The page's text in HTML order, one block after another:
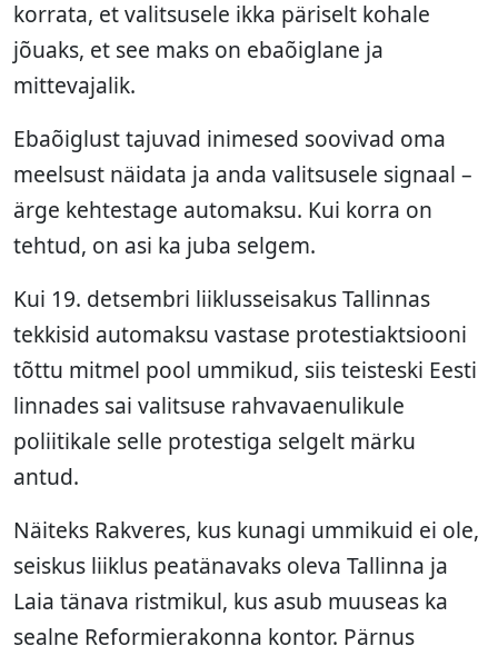
korrata, et valitsusele ikka päriselt kohale
jõuaks, et see maks on ebaõiglane ja
mittevajalik.
Ebaõiglust tajuvad inimesed soovivad oma
meelsust näidata ja anda valitsusele signaal –
ärge kehtestage automaksu. Kui korra on
tehtud, on asi ka juba selgem.
Kui 19. detsembri liiklusseisakus Tallinnas
tekkisid automaksu vastase protestiaktsiooni
tõttu mitmel pool ummikud, siis teisteski Eesti
linnades sai valitsuse rahvavaenulikule
poliitikale selle protestiga selgelt märku
antud.
Näiteks Rakveres, kus kunagi ummikuid ei ole,
seiskus liiklus peatänavaks oleva Tallinna ja
Laia tänava ristmikul, kus asub muuseas ka
sealne Reformierakonna kontor. Pärnus